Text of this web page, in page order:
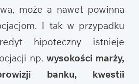
może a nawet powinna
I tak w przypadku
hipoteczny istnieje
np. wysokości marży,
banku, kwestii